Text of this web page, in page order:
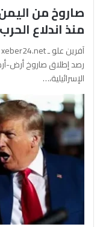
صاروخ من
منذ اندلاع الحرب
رصد إطلاق صاروخ أرض-
الإسرائيلية،…